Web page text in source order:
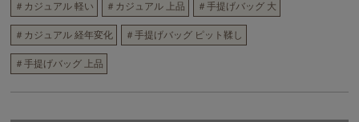
＃カジュアル 軽い ＃カジュアル 上品 ＃手提げバッグ 大
＃カジュアル 経年変化 ＃手提げバッグ ピット鞣し
＃手提げバッグ 上品